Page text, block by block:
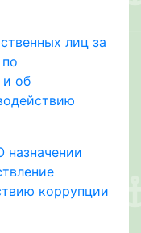
лиц за
и об
коррупции